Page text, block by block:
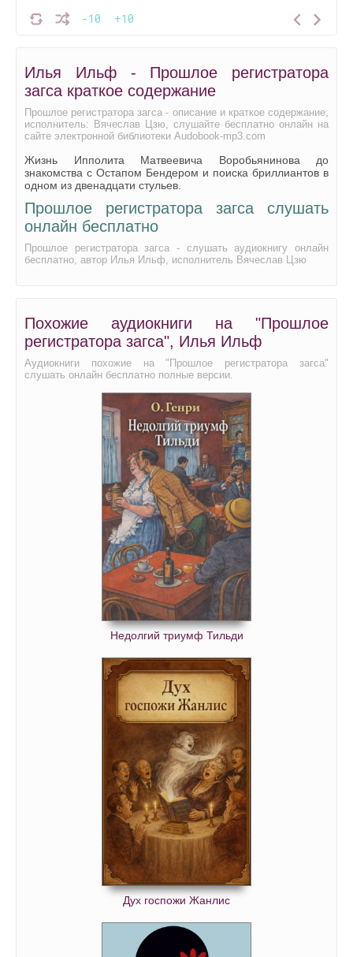
-10 +10
Илья Ильф - Прошлое регистратора
загса краткое содержание
Прошлое регистратора загса - описание и краткое содержание,
исполнитель: Вячеслав Цзю, слушайте бесплатно онлайн на
сайте электронной библиотеки Audobook-mp3.com
Жизнь Ипполита Матвеевича Воробьянинова до
знакомства с Остапом Бендером и поиска бриллиантов в
одном из двенадцати стульев.
Прошлое регистратора загса слушать
онлайн бесплатно
Прошлое регистратора загса - слушать аудиокнигу онлайн
бесплатно, автор Илья Ильф, исполнитель Вячеслав Цзю
Похожие аудиокниги на "Прошлое
регистратора загса", Илья Ильф
Аудиокниги похожие на "Прошлое регистратора загса"
слушать онлайн бесплатно полные версии.
Недолгий триумф Тильди
Дух госпожи Жанлис